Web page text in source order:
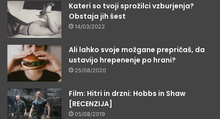
Kateri so tvoji sprožilci vzburjenja?
Obstaja jih šest
14/03/2022
Ali lahko svoje možgane prepričaš, da
ustavijo hrepenenje po hrani?
25/08/2020
Film: Hitri in drzni: Hobbs in Shaw
[RECENZIJA]
05/08/2019